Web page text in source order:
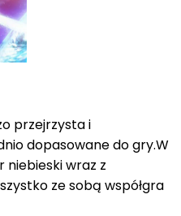
przejrzysta i
dopasowane do gry.W
niebieski wraz z
ze sobą współgra